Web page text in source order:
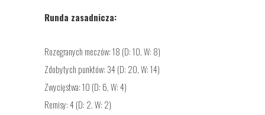
Runda zasadnicza:
Rozegranych meczów: 18 (D: 10, W: 8)
Zdobytych punktów: 34 (D: 20, W: 14)
Zwycięstwa: 10 (D: 6, W: 4)
Remisy: 4 (D: 2. W: 2)